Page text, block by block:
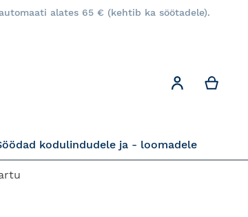
alates 65 € (kehtib ka söötadele).
Minu konto
kodulindudele ja - loomadele